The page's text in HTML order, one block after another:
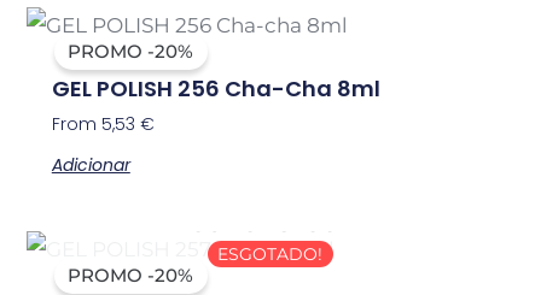
PROMO -20%
GEL POLISH 256 Cha-Cha 8ml
From 5,53 €
Adicionar
ESGOTADO!
PROMO -20%